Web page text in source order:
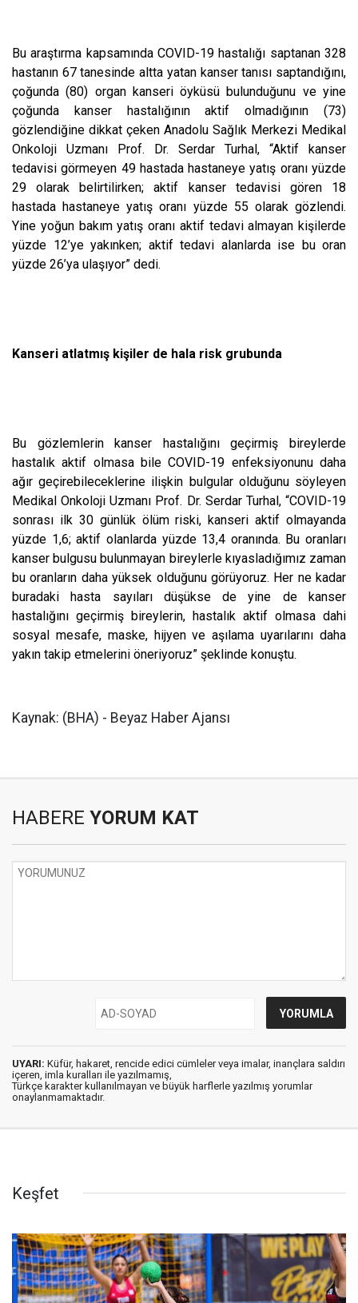
Bu araştırma kapsamında COVID-19 hastalığı saptanan 328
hastanın 67 tanesinde altta yatan kanser tanısı saptandığını,
çoğunda (80) organ kanseri öyküsü bulunduğunu ve yine
çoğunda kanser hastalığının aktif olmadığının (73)
gözlendiğine dikkat çeken Anadolu Sağlık Merkezi Medikal
Onkoloji Uzmanı Prof. Dr. Serdar Turhal, “Aktif kanser
tedavisi görmeyen 49 hastada hastaneye yatış oranı yüzde
29 olarak belirtilirken; aktif kanser tedavisi gören 18
hastada hastaneye yatış oranı yüzde 55 olarak gözlendi.
Yine yoğun bakım yatış oranı aktif tedavi almayan kişilerde
yüzde 12’ye yakınken; aktif tedavi alanlarda ise bu oran
yüzde 26’ya ulaşıyor” dedi.
Kanseri atlatmış kişiler de hala risk grubunda
Bu gözlemlerin kanser hastalığını geçirmiş bireylerde
hastalık aktif olmasa bile COVID-19 enfeksiyonunu daha
ağır geçirebileceklerine ilişkin bulgular olduğunu söyleyen
Medikal Onkoloji Uzmanı Prof. Dr. Serdar Turhal, “COVID-19
sonrası ilk 30 günlük ölüm riski, kanseri aktif olmayanda
yüzde 1,6; aktif olanlarda yüzde 13,4 oranında. Bu oranları
kanser bulgusu bulunmayan bireylerle kıyasladığımız zaman
bu oranların daha yüksek olduğunu görüyoruz. Her ne kadar
buradaki hasta sayıları düşükse de yine de kanser
hastalığını geçirmiş bireylerin, hastalık aktif olmasa dahi
sosyal mesafe, maske, hijyen ve aşılama uyarılarını daha
yakın takip etmelerini öneriyoruz” şeklinde konuştu.
Kaynak: (BHA) - Beyaz Haber Ajansı
HABERE YORUM KAT
UYARI: Küfür, hakaret, rencide edici cümleler veya imalar, inançlara saldırı
içeren, imla kuralları ile yazılmamış,
Türkçe karakter kullanılmayan ve büyük harflerle yazılmış yorumlar
onaylanmamaktadır.
Keşfet